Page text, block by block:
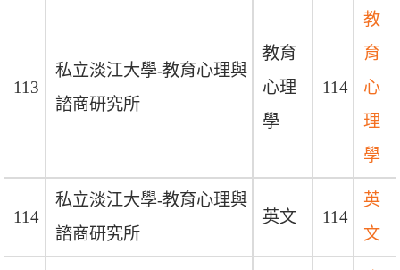
113
私立淡江大學-教育心理與
諮商研究所
教育
心理
學
114
教
育
心
理
學
114
私立淡江大學-教育心理與
諮商研究所
英文 114
英
文